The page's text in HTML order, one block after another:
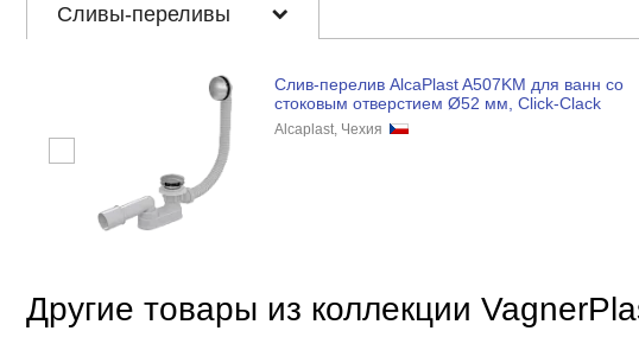
Сливы-переливы
Слив-перелив AlcaPlast A507KM для ванн со
стоковым отверстием Ø52 мм, Click-Clack
Alcaplast, Чехия
Другие товары из коллекции